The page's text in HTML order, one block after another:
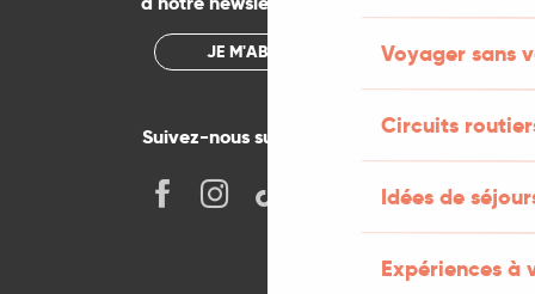
Voyager sans
Circuits
Idées de
Expériences à
JE M'ABONNE
Suivez-nous sur les réseaux !